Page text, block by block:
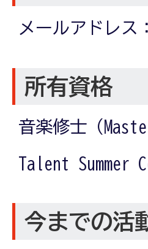
メールアドレス
所有資格
音楽修士（
Talent Summer
今までの活